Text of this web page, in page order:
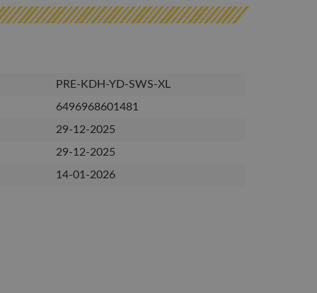
PRE-KDH-YD-SWS-XL
6496968601481
29-12-2025
29-12-2025
14-01-2026